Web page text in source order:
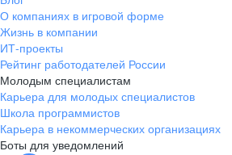
О компаниях в игровой форме
Жизнь в компании
ИТ-проекты
Рейтинг работодателей России
Молодым специалистам
Карьера для молодых специалистов
Школа программистов
Карьера в некоммерческих организациях
Боты для уведомлений